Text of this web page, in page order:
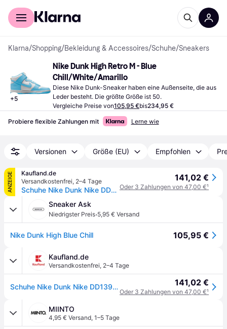
Für Shopper
Klarna/Shopping/Bekleidung & Accessoires/Schuhe/Sneakers
+5
Nike Dunk High Retro M - Blue
Chill/White/Amarillo
Diese Nike Dunk-Sneaker haben eine Außenseite, die aus
Leder besteht. Die größte Größe ist 50.
Vergleiche Preise von105,95 €bis234,95 €
Probiere flexible Zahlungen mit Lerne wie
Versionen Größe (EU) Empfohlen
ANZEIGE
Kaufland.de
Versandkostenfrei, 2–4 Tage
Schuhe Nike Dunk Nike DD1399401
141,02 €
Oder 3 Zahlungen von 47,00 €¹
Sneaker Ask
Niedrigster Preis·5,95 € Versand
Nike Dunk High Blue Chill 105,95 €
Kaufland.de
Versandkostenfrei, 2–4 Tage
Schuhe Nike Dunk Nike DD1399401 141,02 €
Oder 3 Zahlungen von 47,00 €¹
MIINTO
4,95 € Versand, 1–5 Tage